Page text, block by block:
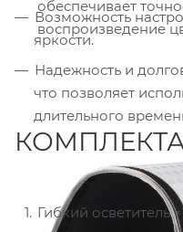
обеспечивает
воспроизведение
Возможность
яркости.
Надежность и
что позволяет
длительного
Гибкий осветитель